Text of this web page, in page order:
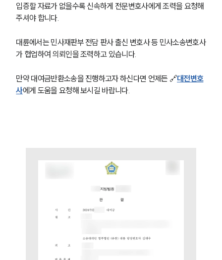
그룹소개
오시는 길
글로벌 파트너 로펌
고객의 소리
입증할 자료가 없을수록 신속하게 전문변호사에게 조력을 요청해
주셔야 합니다.
대륜에서는 민사재판부 전담 판사 출신 변호사 등 민사소송변호사
가 협업하여 의뢰인을 조력하고 있습니다.
만약 대여금반환소송을 진행하고자 하신다면 언제든 🔗대전변호
사에게 도움을 요청해 보시길 바랍니다.